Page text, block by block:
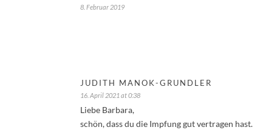
8. Februar 2019
JUDITH MANOK-GRUNDLER
16. April 2021 at 0:38
Liebe Barbara,
schön, dass du die Impfung gut vertragen hast.